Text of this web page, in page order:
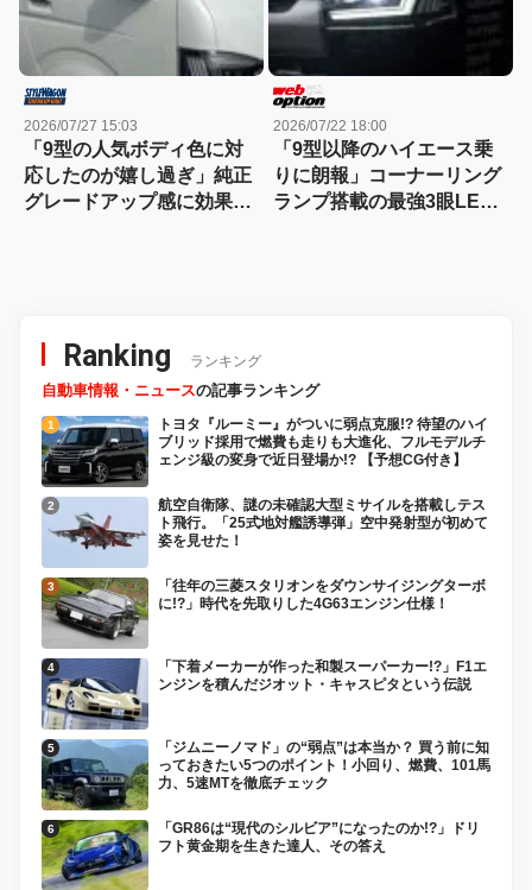
2026/07/27 15:03
「9型の人気ボディ色に対
応したのが嬉し過ぎ」純正
グレードアップ感に効果て
2026/07/22 18:00
「9型以降のハイエース乗
りに朗報」コーナーリング
ランプ搭載の最強3眼LED
Ranking ランキング
自動車情報・ニュースの記事ランキング
トヨタ『ルーミー』がついに弱点克服!? 待望のハイ
ブリッド採用で燃費も走りも大進化、フルモデルチ
ェンジ級の変身で近日登場か!? 【予想CG付き】
航空自衛隊、謎の未確認大型ミサイルを搭載しテス
ト飛行。「25式地対艦誘導弾」空中発射型が初めて
姿を見せた！
「往年の三菱スタリオンをダウンサイジングターボ
に!?」時代を先取りした4G63エンジン仕様！
「下着メーカーが作った和製スーパーカー!?」F1エ
ンジンを積んだジオット・キャスピタという伝説
「ジムニーノマド」の“弱点”は本当か？ 買う前に知
っておきたい5つのポイント！小回り、燃費、101馬
力、5速MTを徹底チェック
「GR86は“現代のシルビア”になったのか!?」ドリ
フト黄金期を生きた達人、その答え